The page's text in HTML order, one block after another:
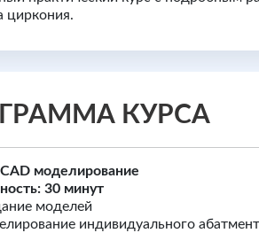
циркония.
КУРСА
моделирование
30 минут
моделей
индивидуального